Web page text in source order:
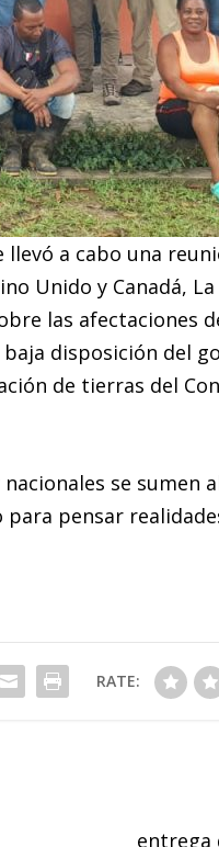
a cabo una
Unido y Canadá,
las afectaciones
disposición del
de tierras del
se
pensar
RATE:
entrega